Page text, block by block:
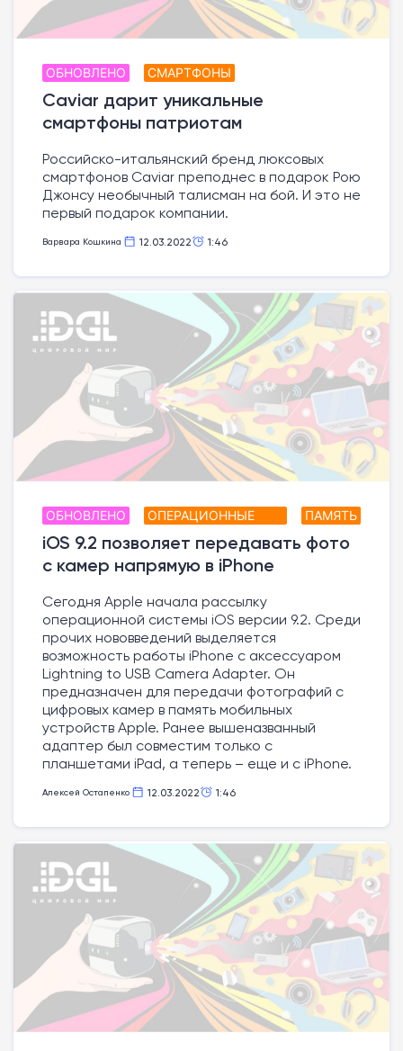
ОБНОВЛЕНО СМАРТФОНЫ
Caviar дарит уникальные
смартфоны патриотам
Российско-итальянский бренд люксовых
смартфонов Caviar преподнес в подарок Рою
Джонсу необычный талисман на бой. И это не
первый подарок компании.
Варвара Кошкина 12.03.2022 1:46
ОБНОВЛЕНО
ОПЕРАЦИОННЫЕ
ПАМЯТЬ
iOS 9.2 позволяет передавать фото
с камер напрямую в iPhone
Сегодня Apple начала рассылку
операционной системы iOS версии 9.2. Среди
прочих нововведений выделяется
возможность работы iPhone с аксессуаром
Lightning to USB Camera Adapter. Он
предназначен для передачи фотографий с
цифровых камер в память мобильных
устройств Apple. Ранее вышеназванный
адаптер был совместим только с
планшетами iPad, а теперь – еще и с iPhone.
Алексей Остапенко 12.03.2022 1:46